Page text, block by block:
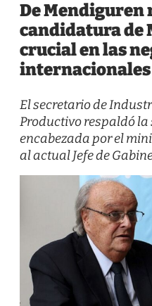
De Mendiguren
candidatura de
crucial en las
internacionales
El secretario de
Productivo respaldó
encabezada por el
al actual Jefe de